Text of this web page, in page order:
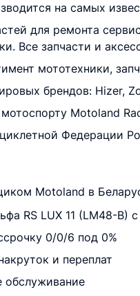
на самых
для ремонта
Все запчасти и
мототехники,
брендов: Hizer,
Motoland
Федерации
Motoland в
RS LUX 11 (LM48-B) с
0/0/6 под 0%
и переплат
обслуживание